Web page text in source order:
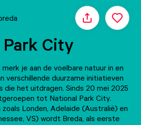
Delen
City
je aan de voelbare natuur in en
verschillende duurzame initiatieven
die het uitdragen. Sinds 20 mei 2025
tot National Park City.
Londen, Adelaide (Australië) en
VS) wordt Breda, als eerste